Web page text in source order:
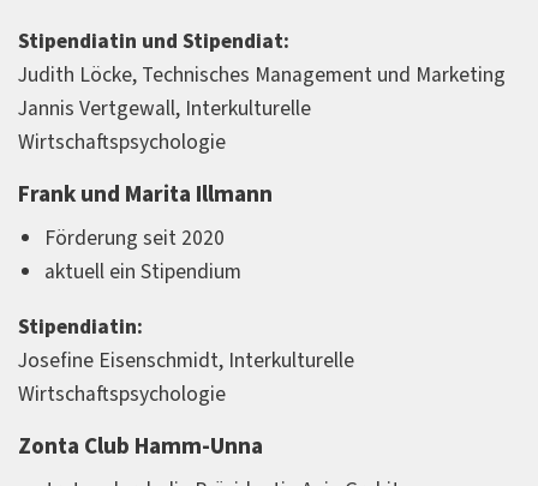
Stipendiatin und Stipendiat:
Judith Löcke, Technisches Management und Marketing
Jannis Vertgewall, Interkulturelle
Wirtschaftspsychologie
Frank und Marita Illmann
Förderung seit 2020
aktuell ein Stipendium
Stipendiatin:
Josefine Eisenschmidt, Interkulturelle
Wirtschaftspsychologie
Zonta Club Hamm-Unna